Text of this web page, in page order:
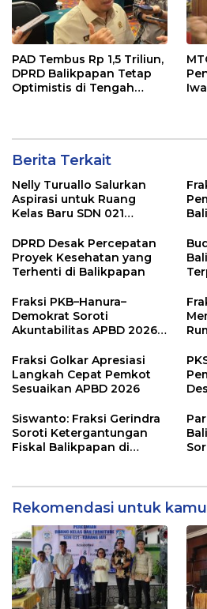
PAD Tembus Rp 1,5 Triliun,
DPRD Balikpapan Tetap
Optimistis di Tengah
Berita Terkait
Nelly Turuallo Salurkan
Aspirasi untuk Ruang
Kelas Baru SDN 021
DPRD Desak Percepatan
Proyek Kesehatan yang
Terhenti di Balikpapan
Fraksi PKB–Hanura–
Demokrat Soroti
Akuntabilitas APBD 2026
Pengawasan Belanja
Modal
Fraksi Golkar Apresiasi
Langkah Cepat Pemkot
Sesuaikan APBD 2026
Siswanto: Fraksi Gerindra
Soroti Ketergantungan
Fiskal Balikpapan di
Rekomendasi untuk kamu